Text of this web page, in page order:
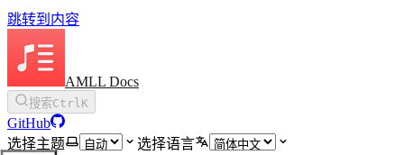
跳转到内容
AMLL Docs
搜索CtrlK
GitHub
选择主题
选择语言